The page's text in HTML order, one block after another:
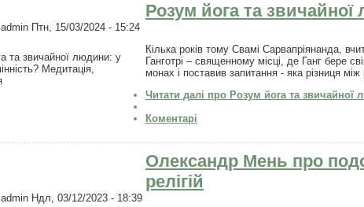
Розум йога та
adminПтн, 15/03/2024 - 15:24
Кілька років тому Свамі Сарвапріянанда,
Ганготрі – священному місці, де Ганг бере
монах і поставив запитання - яка різниця
Читати далі про Розум йога та звичайної
Коментарі
Олександр Мень про
релігій
adminНдл, 03/12/2023 - 18:39